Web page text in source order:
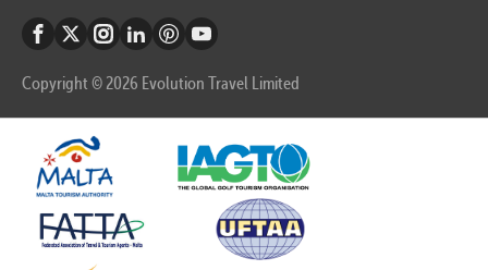
Copyright © 2026 Evolution Travel Limited